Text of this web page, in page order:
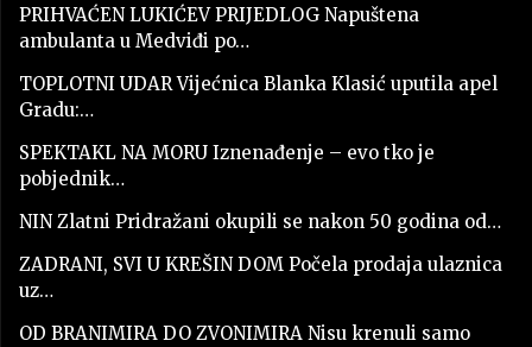
PRIHVAĆEN LUKIĆEV PRIJEDLOG Napuštena
ambulanta u Medviđi po…
TOPLOTNI UDAR Vijećnica Blanka Klasić uputila apel
Gradu:…
SPEKTAKL NA MORU Iznenađenje – evo tko je
pobjednik…
NIN Zlatni Pridražani okupili se nakon 50 godina od…
ZADRANI, SVI U KREŠIN DOM Počela prodaja ulaznica
uz…
OD BRANIMIRA DO ZVONIMIRA Nisu krenuli samo